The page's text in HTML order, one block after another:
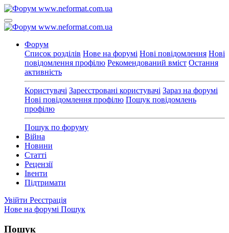
Форум
Список розділів Нове на форумі Нові повідомлення Нові
повідомлення профілю Рекомендований вміст Остання
активність
Користувачі Зареєстровані користувачі Зараз на форумі
Нові повідомлення профілю Пошук повідомлень
профілю
Пошук по форуму
Війна
Новини
Статті
Рецензії
Івенти
Підтримати
Увійти Реєстрація
Нове на форумі Пошук
Пошук